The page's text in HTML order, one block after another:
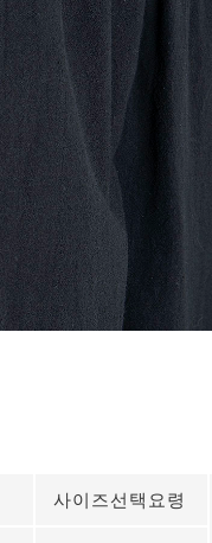
사이즈선택요령